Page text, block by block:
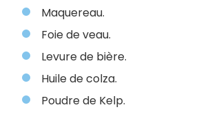
Maquereau.
Foie de veau.
Levure de bière.
Huile de colza.
Poudre de Kelp.